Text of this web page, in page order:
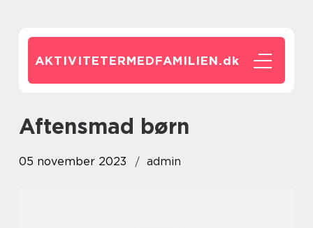
AKTIVITETERMEDFAMILIEN.dk
aftensmad børn
05 november 2023 admin